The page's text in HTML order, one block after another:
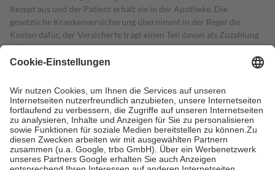
Rezept aus und der Patient erhält sie in der Apotheke. Die
gesetzliche Krankenversicherung übernimmt in der Regel die
Kosten dafür, der Versicherte trägt einen Teil davon als Zuzahlung
mit.
Grundsätzlich leisten Mitglieder Zuzahlungen in Höhe von zehn
höchstens zehn Euro.
Es sind jedoch nie mehr als die tatsächlichen
Kosten der Leistung zu entrichten.
Diese Regeln gelten grundsätzlich auch für Online-Apotheken.
Bei Heilmitteln und häuslicher Krankenpflege beträgt die
Zuzahlung zehn Prozent der Kosten sowie zehn Euro je
Verordnung.
Um das Engagement der Versicherten für ihre eigene Gesundheit zu